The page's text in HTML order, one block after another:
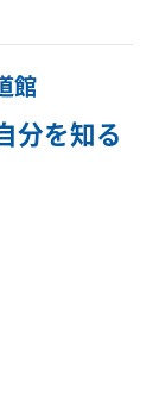
館
分を知る